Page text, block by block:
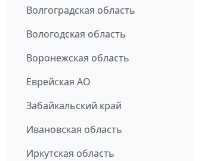
Волгоградская область
Вологодская область
Воронежская область
Еврейская АО
Забайкальский край
Ивановская область
Иркутская область